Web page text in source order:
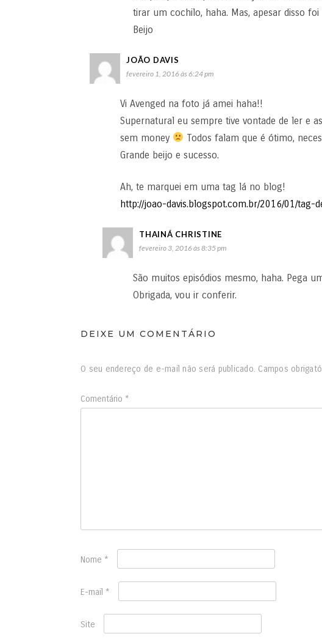
tirar um cochilo, haha. Mas, apesar disso
Beijo
JOÃO DAVIS
fevereiro 1, 2016 às 6:24 pm
Vi Avenged na foto já amei haha!!
Supernatural eu sempre tive vontade de ler e
sem money
Todos falam que é ótimo,
Grande beijo e sucesso.
Ah, te marquei em uma tag lá no blog!
http://joao-davis.blogspot.com.br/2016/01/
THAINÁ CHRISTINE
fevereiro 3, 2016 às 8:35 pm
São muitos episódios mesmo, haha. Pega
Obrigada, vou ir conferir.
DEIXE UM COMENTÁRIO
O seu endereço de e-mail não será publicado. Campos
Comentário *
Nome *
E-mail *
Site